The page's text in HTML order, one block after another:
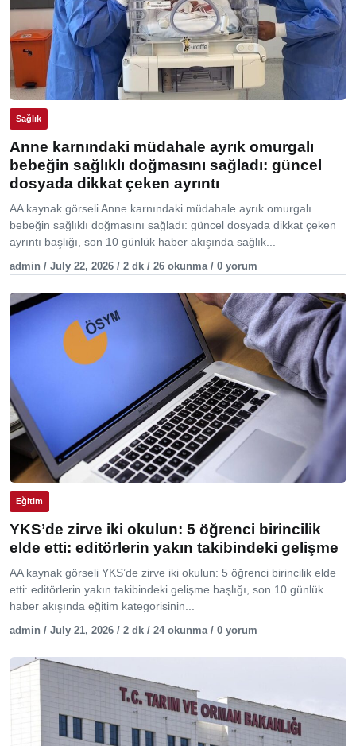
Sağlık
Anne karnındaki müdahale ayrık omurgalı
bebeğin sağlıklı doğmasını sağladı: güncel
dosyada dikkat çeken ayrıntı
AA kaynak görseli Anne karnındaki müdahale ayrık omurgalı
bebeğin sağlıklı doğmasını sağladı: güncel dosyada dikkat çeken
ayrıntı başlığı, son 10 günlük haber akışında sağlık...
admin / July 22, 2026 / 2 dk / 26 okunma / 0 yorum
Eğitim
YKS’de zirve iki okulun: 5 öğrenci birincilik
elde etti: editörlerin yakın takibindeki gelişme
AA kaynak görseli YKS’de zirve iki okulun: 5 öğrenci birincilik elde
etti: editörlerin yakın takibindeki gelişme başlığı, son 10 günlük
haber akışında eğitim kategorisinin...
admin / July 21, 2026 / 2 dk / 24 okunma / 0 yorum